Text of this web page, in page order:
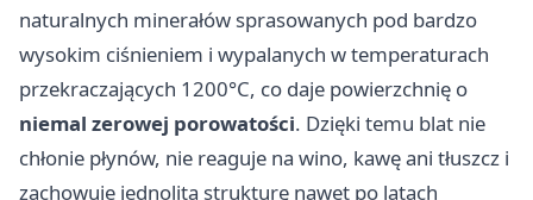
naturalnych minerałów sprasowanych pod bardzo
wysokim ciśnieniem i wypalanych w temperaturach
przekraczających 1200°C, co daje powierzchnię o
niemal zerowej porowatości. Dzięki temu blat nie
chłonie płynów, nie reaguje na wino, kawę ani tłuszcz i
zachowuje jednolitą strukturę nawet po latach